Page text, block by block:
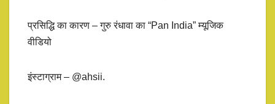
प्रसिद्धि का कारण – गुरु रंधावा का “Pan India” म्यूजिक
वीडियो
इंस्टाग्राम – @ahsii.